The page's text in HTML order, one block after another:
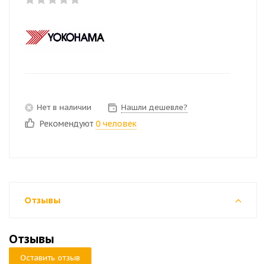
Нет в наличии Нашли дешевле?
Рекомендуют 0 человек
Отзывы
Отзывы
Оставить отзыв